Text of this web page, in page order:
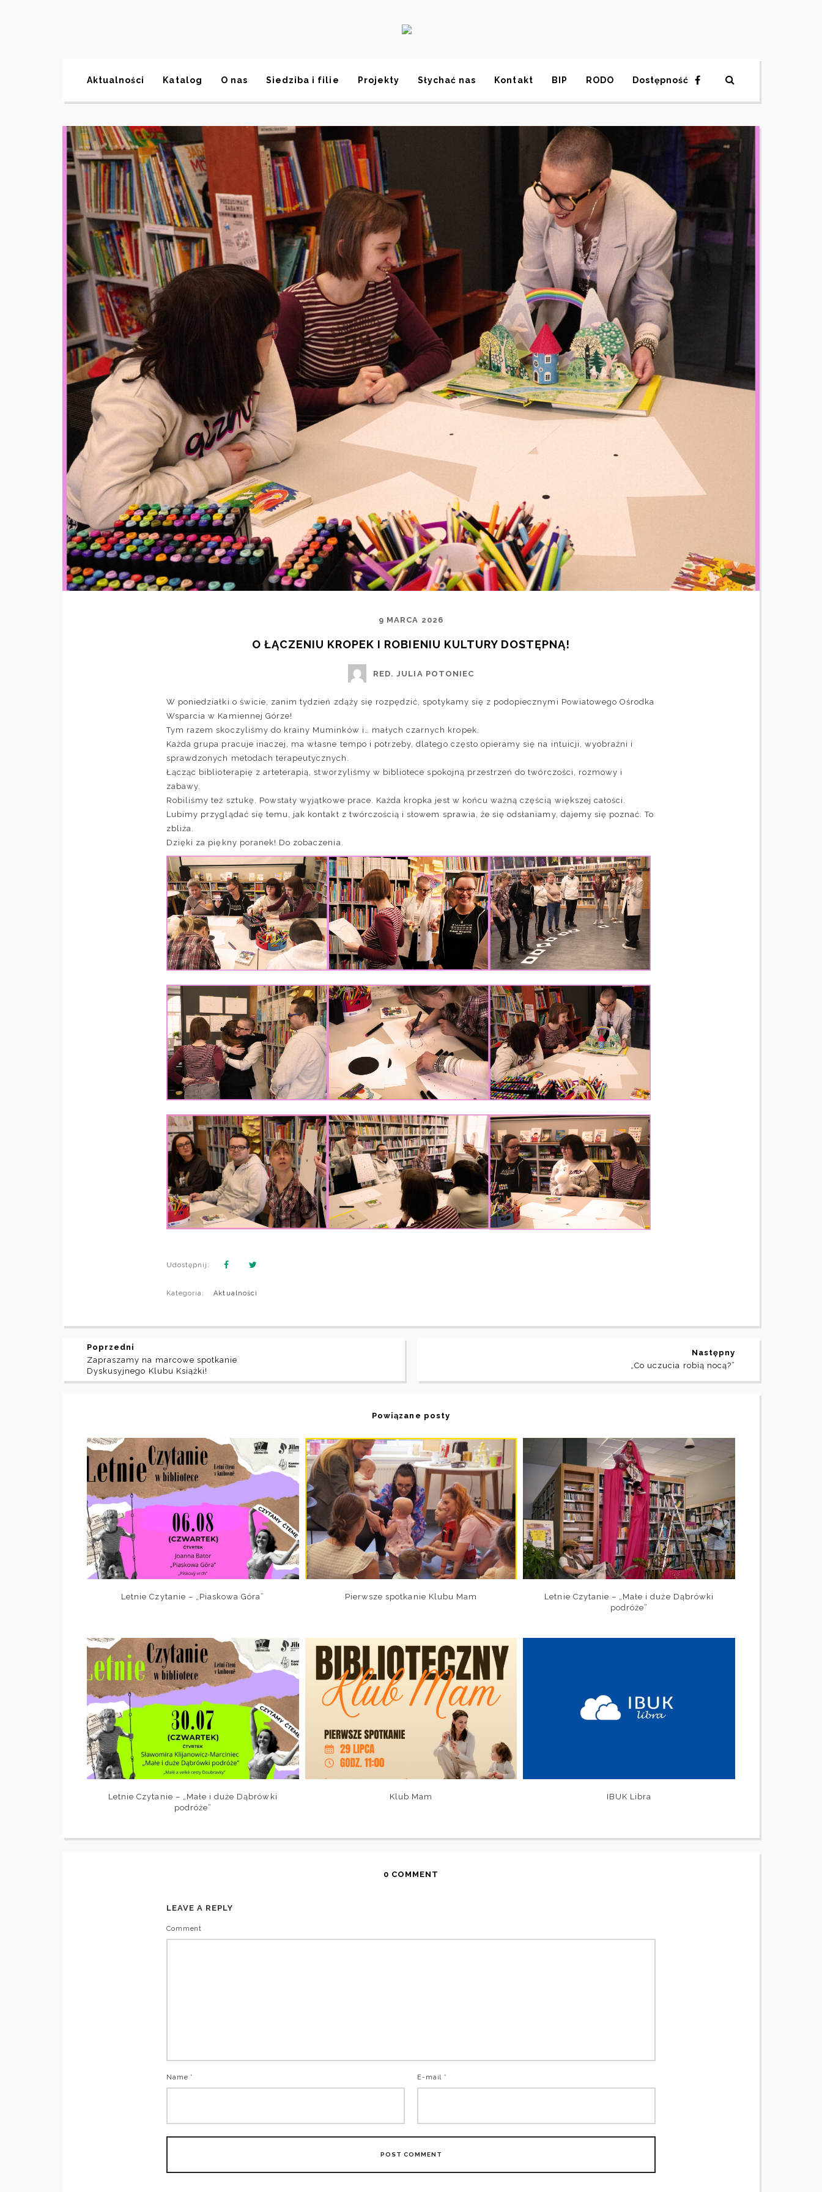
Aktualności Katalog O nas Siedziba i filie Projekty Słychać nas Kontakt BIP RODO Dostępność
9 MARCA 2026
O ŁĄCZENIU KROPEK I ROBIENIU KULTURY DOSTĘPNĄ!
RED. JULIA POTONIEC
W poniedziałki o świcie, zanim tydzień zdąży się rozpędzić, spotykamy się z podopiecznymi Powiatowego Ośrodka
Wsparcia w Kamiennej Górze!
Tym razem skoczyliśmy do krainy Muminków i… małych czarnych kropek.
Każda grupa pracuje inaczej, ma własne tempo i potrzeby, dlatego często opieramy się na intuicji, wyobraźni i
sprawdzonych metodach terapeutycznych.
Łącząc biblioterapię z arteterapią, stworzyliśmy w bibliotece spokojną przestrzeń do twórczości, rozmowy i
zabawy.
Robiliśmy też sztukę. Powstały wyjątkowe prace. Każda kropka jest w końcu ważną częścią większej całości.
Lubimy przyglądać się temu, jak kontakt z twórczością i słowem sprawia, że się odsłaniamy, dajemy się poznać. To
zbliża.
Dzięki za piękny poranek! Do zobaczenia.
Udostępnij:
Kategoria: Aktualności
Poprzedni
Zapraszamy na marcowe spotkanie
Dyskusyjnego Klubu Książki!
Następny
„Co uczucia robią nocą?”
Powiązane posty
Letnie Czytanie – „Piaskowa Góra” Pierwsze spotkanie Klubu Mam
Letnie Czytanie – „Małe i duże Dąbrówki
podróże”
Letnie Czytanie – „Małe i duże Dąbrówki
podróże”
Klub Mam IBUK Libra
0 COMMENT
LEAVE A REPLY
Comment
Name * E-mail *